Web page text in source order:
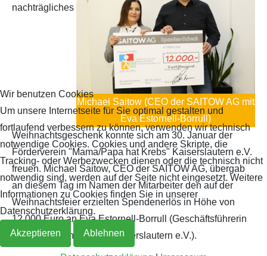
Michael Saitow (CEO der SAITOW AG mit
Eva Estornell-Borrull)
nachträgliches
Weihnachtsgeschenk konnte sich am 30. Januar der
Förderverein "Mama/Papa hat Krebs" Kaiserslautern e.V.
freuen. Michael Saitow, CEO der SAITOW AG, übergab
an diesem Tag im Namen der Mitarbeiter den auf der
Weihnachtsfeier erzielten Spendenerlös in Höhe von
12.000 Euro an Eva Estornell-Borrull (Geschäftsführerin
„Mama/Papa hat Krebs Kaiserslautern e.V.).
Wir benutzen Cookies
Um unsere Internetseite für Sie optimal gestalten und
fortlaufend verbessern zu können, verwenden wir technisch
notwendige Cookies. Cookies und andere Skripte, die
Tracking- oder Werbezwecken dienen oder die technisch nicht
notwendig sind, werden auf der Seite nicht eingesetzt. Weitere
Informationen zu Cookies finden Sie in unserer
Datenschutzerklärung.
Akzeptieren Ablehnen
Archiv 2017
Archiv 2015
Archiv 2014